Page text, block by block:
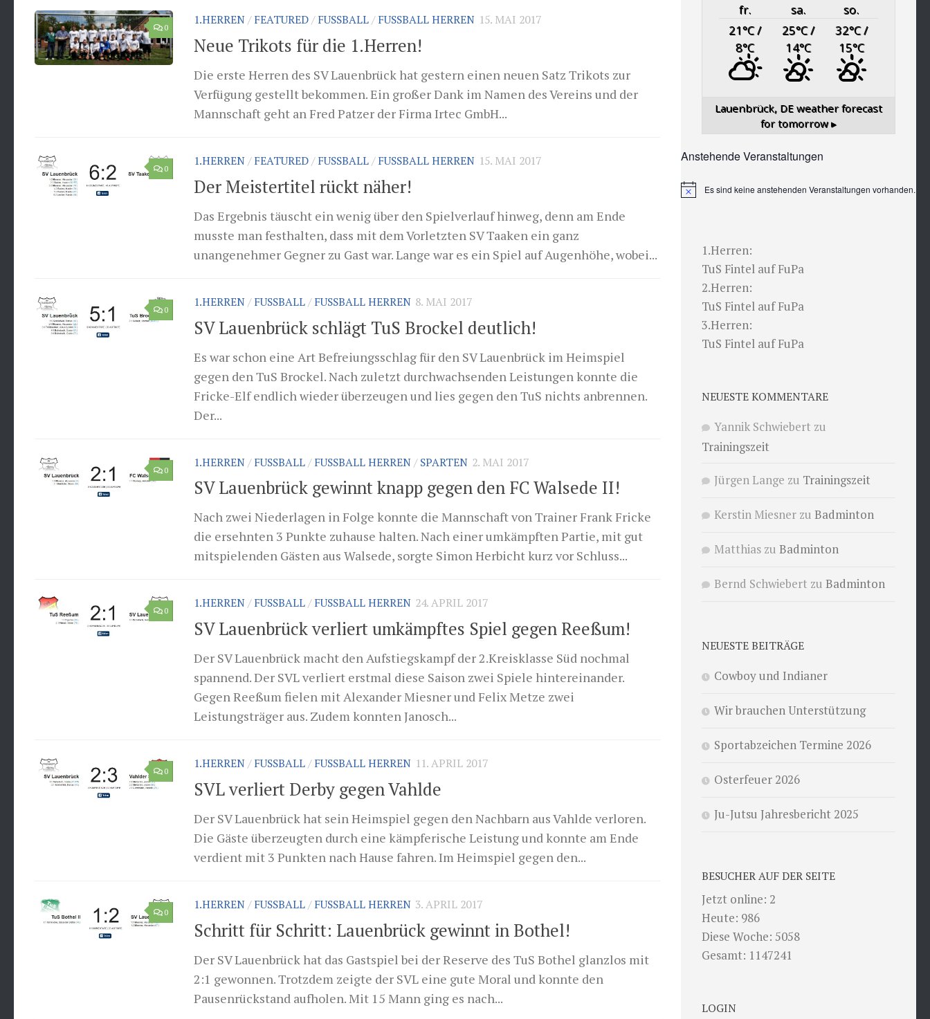
0
1.HERREN/FEATURED/FUSSBALL/FUSSBALL HERREN 15. MAI 2017
Neue Trikots für die 1.Herren!
Die erste Herren des SV Lauenbrück hat gestern einen neuen Satz Trikots zur
Verfügung gestellt bekommen. Ein großer Dank im Namen des Vereins und der
Mannschaft geht an Fred Patzer der Firma Irtec GmbH...
0
1.HERREN/FEATURED/FUSSBALL/FUSSBALL HERREN 15. MAI 2017
Der Meistertitel rückt näher!
Das Ergebnis täuscht ein wenig über den Spielverlauf hinweg, denn am Ende
musste man festhalten, dass mit dem Vorletzten SV Taaken ein ganz
unangenehmer Gegner zu Gast war. Lange war es ein Spiel auf Augenhöhe, wobei...
0
1.HERREN/FUSSBALL/FUSSBALL HERREN 8. MAI 2017
SV Lauenbrück schlägt TuS Brockel deutlich!
Es war schon eine Art Befreiungsschlag für den SV Lauenbrück im Heimspiel
gegen den TuS Brockel. Nach zuletzt durchwachsenden Leistungen konnte die
Fricke-Elf endlich wieder überzeugen und lies gegen den TuS nichts anbrennen.
Der...
0
1.HERREN/FUSSBALL/FUSSBALL HERREN/SPARTEN 2. MAI 2017
SV Lauenbrück gewinnt knapp gegen den FC Walsede II!
Nach zwei Niederlagen in Folge konnte die Mannschaft von Trainer Frank Fricke
die ersehnten 3 Punkte zuhause halten. Nach einer umkämpften Partie, mit gut
mitspielenden Gästen aus Walsede, sorgte Simon Herbicht kurz vor Schluss...
0
1.HERREN/FUSSBALL/FUSSBALL HERREN 24. APRIL 2017
SV Lauenbrück verliert umkämpftes Spiel gegen Reeßum!
Der SV Lauenbrück macht den Aufstiegskampf der 2.Kreisklasse Süd nochmal
spannend. Der SVL verliert erstmal diese Saison zwei Spiele hintereinander.
Gegen Reeßum fielen mit Alexander Miesner und Felix Metze zwei
Leistungsträger aus. Zudem konnten Janosch...
0
1.HERREN/FUSSBALL/FUSSBALL HERREN 11. APRIL 2017
SVL verliert Derby gegen Vahlde
Der SV Lauenbrück hat sein Heimspiel gegen den Nachbarn aus Vahlde verloren.
Die Gäste überzeugten durch eine kämpferische Leistung und konnte am Ende
verdient mit 3 Punkten nach Hause fahren. Im Heimspiel gegen den...
0
1.HERREN/FUSSBALL/FUSSBALL HERREN 3. APRIL 2017
Schritt für Schritt: Lauenbrück gewinnt in Bothel!
Der SV Lauenbrück hat das Gastspiel bei der Reserve des TuS Bothel glanzlos mit
2:1 gewonnen. Trotzdem zeigte der SVL eine gute Moral und konnte den
Pausenrückstand aufholen. Mit 15 Mann ging es nach...
fr. sa.
so.
21°C/
8°C
25°C/
14°C
32°C/
15°C
Lauenbrück, DE weather forecast
for tomorrow ▸
Anstehende Veranstaltungen
HinweisEs sind keine anstehenden Veranstaltungen vorhanden.
1.Herren:
TuS Fintel auf FuPa
2.Herren:
TuS Fintel auf FuPa
3.Herren:
TuS Fintel auf FuPa
NEUESTE KOMMENTARE
Yannik Schwiebert zu
Trainingszeit
Jürgen Lange zu Trainingszeit
Kerstin Miesner zu Badminton
Matthias zu Badminton
Bernd Schwiebert zu Badminton
NEUESTE BEITRÄGE
Cowboy und Indianer
Wir brauchen Unterstützung
Sportabzeichen Termine 2026
Osterfeuer 2026
Ju-Jutsu Jahresbericht 2025
BESUCHER AUF DER SEITE
Jetzt online: 2
Heute: 986
Diese Woche: 5058
Gesamt: 1147241
LOGIN